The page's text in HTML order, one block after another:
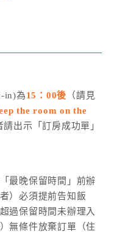
日計算及辦理。
in)為15：00後 （請見
the room on the
請出示「訂房成功單」
最晚保留時間」前辦
）必須提前告知飯
過保留時間未辦理入
無條件放棄訂單（住